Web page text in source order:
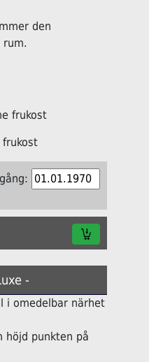
den
frukost
frukost
-
i omedelbar närhet
höjd punkten på